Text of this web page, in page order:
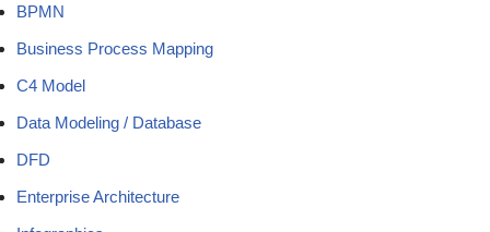
BPMN
Business Process Mapping
C4 Model
Data Modeling / Database
DFD
Enterprise Architecture